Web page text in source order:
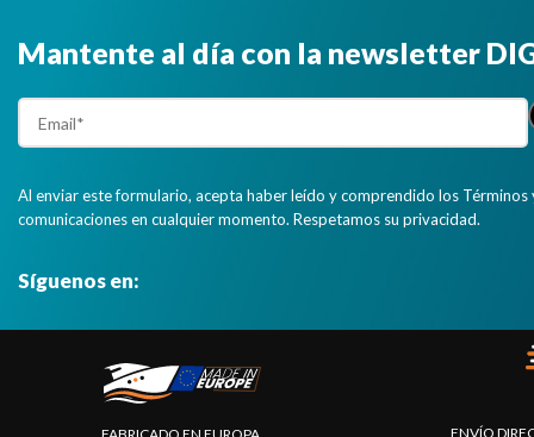
Mantente al día con la newsletter
Al enviar este formulario, acepta haber leído y comprendido los
comunicaciones en cualquier momento. Respetamos su privacidad.
Síguenos en:
ENVÍO